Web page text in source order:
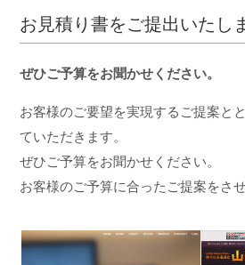
お見積り書をご提出いたし
ぜひご予算をお聞かせください。
お客様のご要望を実現するご提案と
ていただきます。
ぜひご予算をお聞かせください。
お客様のご予算に合ったご提案をさ